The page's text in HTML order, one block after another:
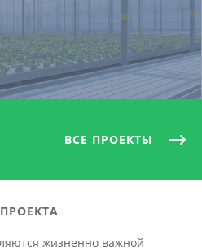
ВСЕ ПРОЕКТЫ
жизненно важной